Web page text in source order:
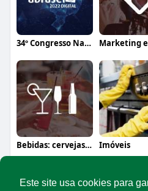
Este site usa cookies para
34º Congresso Nacional Abrasel
Bebidas: cervejas, vinhos e coquetéis Imóveis